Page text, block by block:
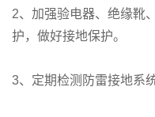
2、加强验电器、绝缘靴
护，做好接地保护。
3、定期检测防雷接地系统